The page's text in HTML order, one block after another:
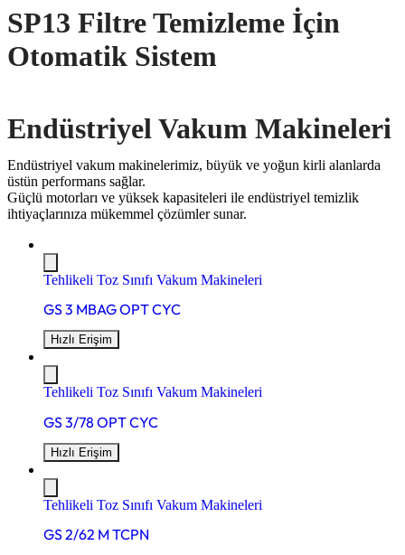
SP13 Filtre Temizleme İçin
Otomatik Sistem
Endüstriyel Vakum Makineleri
Endüstriyel vakum makinelerimiz, büyük ve yoğun kirli alanlarda
üstün performans sağlar.
Güçlü motorları ve yüksek kapasiteleri ile endüstriyel temizlik
ihtiyaçlarınıza mükemmel çözümler sunar.
Tehlikeli Toz Sınıfı Vakum Makineleri
GS 3 MBAG OPT CYC
Hızlı Erişim
Tehlikeli Toz Sınıfı Vakum Makineleri
GS 3/78 OPT CYC
Hızlı Erişim
Tehlikeli Toz Sınıfı Vakum Makineleri
GS 2/62 M TCPN